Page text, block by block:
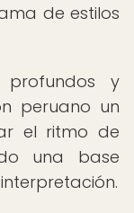
de estilos
y
peruano un
el ritmo de
una base